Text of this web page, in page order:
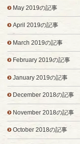
May 2019の記事
April 2019の記事
March 2019の記事
February 2019の記事
January 2019の記事
December 2018の記事
November 2018の記事
October 2018の記事